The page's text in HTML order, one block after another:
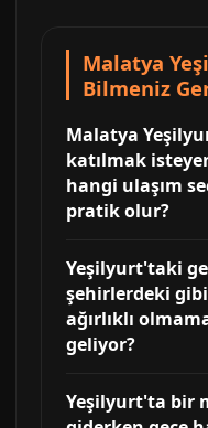
Malatya
Bilmeniz
Malatya
katılmak
hangi ulaşım
pratik olur?
Yeşilyurt'taki
şehirlerdeki
ağırlıklı
geliyor?
Yeşilyurt'ta bir